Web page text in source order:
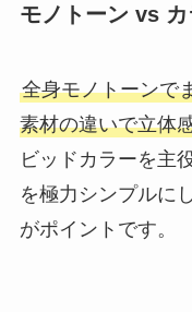
モノトーン vs
全身モノトーンで
素材の違いで立体
ビッドカラーを主
を極力シンプルに
がポイントです。